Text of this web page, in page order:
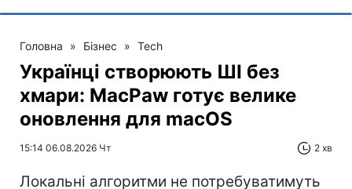
Головна » Бізнес » Tech
Українці створюють ШІ без
хмари: MacPaw готує велике
оновлення для macOS
15:14 06.08.2026 Чт 2 хв
Локальні алгоритми не потребуватимуть